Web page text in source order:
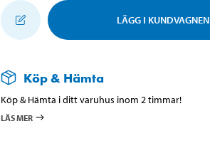
LÄGG I KUNDVAGNEN
Köp & Hämta
Köp & Hämta i ditt varuhus inom 2 timmar!
LÄS MER